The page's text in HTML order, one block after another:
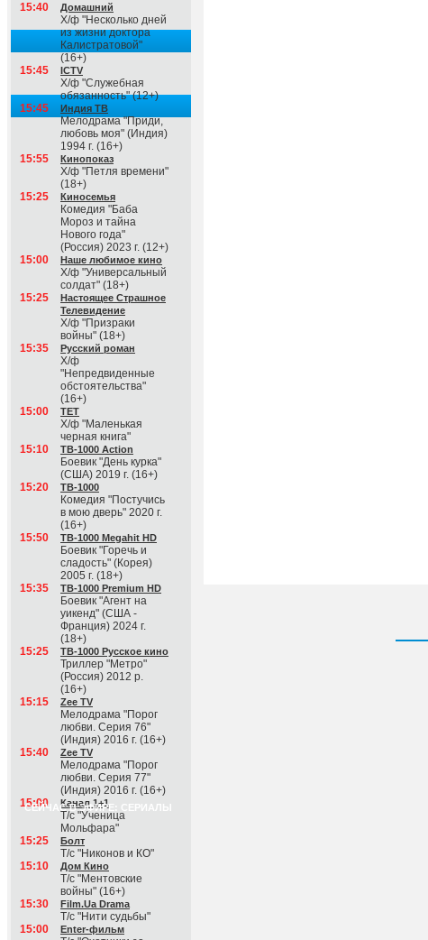
15:40 Домашний
Х/ф "Несколько дней
из жизни доктора
Калистратовой"
(16+)
15:45
ICTV
Х/ф "Служебная
обязанность" (12+)
15:45
Индия ТВ
Мелодрама "Приди,
любовь моя" (Индия)
1994 г. (16+)
15:55
Кинопоказ
Х/ф "Петля времени"
(18+)
15:25
Киносемья
Комедия "Баба
Мороз и тайна
Нового года"
(Россия) 2023 г. (12+)
15:00
Наше любимое кино
Х/ф "Универсальный
солдат" (18+)
15:25
Настоящее Страшное
Телевидение
Х/ф "Призраки
войны" (18+)
15:35
Русский роман
Х/ф
"Непредвиденные
обстоятельства"
(16+)
15:00
ТЕТ
Х/ф "Маленькая
черная книга"
15:10
ТВ-1000 Action
Боевик "День курка"
(США) 2019 г. (16+)
15:20
ТВ-1000
Комедия "Постучись
в мою дверь" 2020 г.
(16+)
15:50
ТВ-1000 Megahit HD
Боевик "Горечь и
сладость" (Корея)
2005 г. (18+)
15:35
ТВ-1000 Premium HD
Боевик "Агент на
уикенд" (США -
Франция) 2024 г.
(18+)
15:25
ТВ-1000 Русское кино
Триллер "Метро"
(Россия) 2012 р.
(16+)
15:15
Zee TV
Мелодрама "Порог
любви. Серия 76"
(Индия) 2016 г. (16+)
15:40
Zee TV
Мелодрама "Порог
любви. Серия 77"
(Индия) 2016 г. (16+)
СЕЙЧАС В ЭФИРЕ: СЕРИАЛЫ
15:00 Канал 1+1
Т/с "Ученица
Мольфара"
15:25
Болт
Т/с "Никонов и КО"
15:10
Дом Кино
Т/с "Ментовские
войны" (16+)
15:30
Film.Ua Drama
Т/с "Нити судьбы"
15:00
Enter-фильм